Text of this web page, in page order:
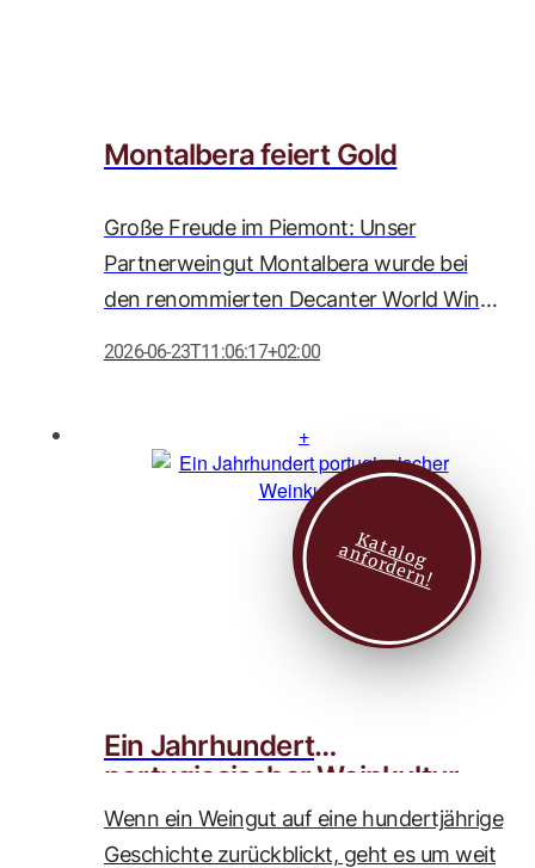
Montalbera feiert Gold
Große Freude im Piemont: Unser
Partnerweingut Montalbera wurde bei
den renommierten Decanter World Wine
Barolo DOCG Comune di Serralunga
d'Alba 2021, der mit beeindruckenden 95
Punkten ausgezeichnet wurde und damit
zu den Spitzenweinen des Wettbewerbs
2026-06-23T11:06:17+02:00
Ein Jahrhundert
portugiesischer Weinkultur
Wenn ein Weingut auf eine hundertjährige
Geschichte zurückblickt, geht es um weit
K
a
t
a
l
o
g
a
n
f
o
r
d
e
r
n
!